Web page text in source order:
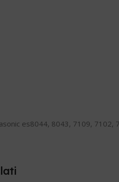
es8044, 8043, 7109,